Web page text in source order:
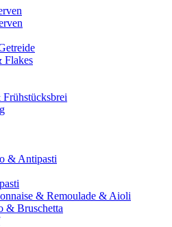
Flakes
& Antipasti
& Remoulade & Aioli
& Bruschetta